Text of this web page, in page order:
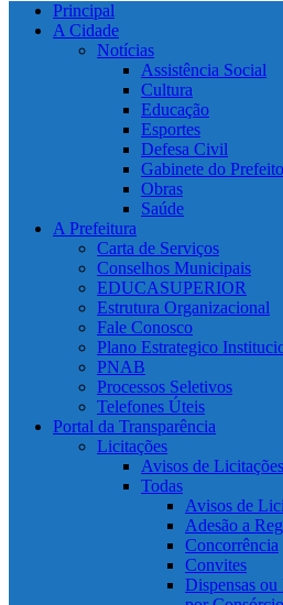
Principal
A Cidade
Notícias
Assistência Social
Cultura
Educação
Esportes
Defesa Civil
Gabinete do Prefeito
Obras
Saúde
A Prefeitura
Carta de Serviços
Conselhos Municipais
EDUCASUPERIOR
Estrutura Organizacional
Fale Conosco
Plano Estrategico
PNAB
Processos Seletivos
Telefones Úteis
Portal da Transparência
Licitações
Avisos de Licitações
Todas
Avisos de
Adesão a
Concorrência
Convites
Dispensas